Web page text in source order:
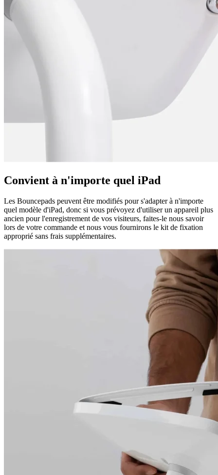
Convient à n'importe quel iPad
Les Bouncepads peuvent être modifiés pour s'adapter à n'importe
quel modèle d'iPad, donc si vous prévoyez d'utiliser un appareil plus
ancien pour l'enregistrement de vos visiteurs, faites-le nous savoir
lors de votre commande et nous vous fournirons le kit de fixation
approprié sans frais supplémentaires.